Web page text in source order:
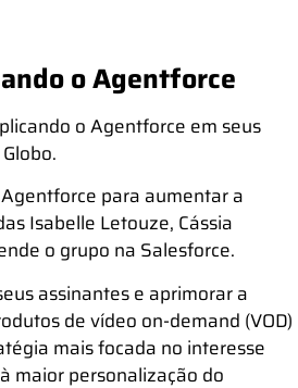
o Agentforce
o Agentforce em seus
para aumentar a
Isabelle Letouze, Cássia
o grupo na Salesforce.
assinantes e aprimorar a
de vídeo on-demand (VOD)
mais focada no interesse
maior personalização do